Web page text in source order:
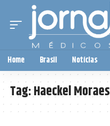
Home Brasil Notícias
Tag:Haeckel Moraes